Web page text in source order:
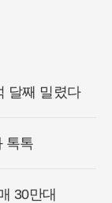
달째 밀렸다
톡톡
30만대